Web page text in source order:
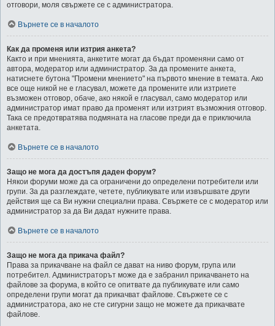
отговори, моля свържете се с администратора.
Върнете се в началото
Как да променя или изтрия анкета?
Както и при мненията, анкетите могат да бъдат променяни само от
автора, модератор или администратор. За да промените анкета,
натиснете бутона "Промени мнението" на първото мнение в темата. Ако
все още никой не е гласувал, можете да промените или изтриете
възможен отговор, обаче, ако някой е гласувал, само модератор или
администратор имат право да променят или изтрият възможния отговор.
Така се предотвратява подмяната на гласове преди да е приключила
анкетата.
Върнете се в началото
Защо не мога да достъпя даден форум?
Някои форуми може да са ограничени до определени потребители или
групи. За да разглеждате, четете, публикувате или извършвате други
действия ще са Ви нужни специални права. Свържете се с модератор или
администратор за да Ви дадат нужните права.
Върнете се в началото
Защо не мога да прикача файл?
Права за прикачване на файл се дават на ниво форум, група или
потребител. Администраторът може да е забранил прикачването на
файлове за форума, в който се опитвате да публикувате или само
определени групи могат да прикачват файлове. Свържете се с
администратора, ако не сте сигурни защо не можете да прикачвате
файлове.